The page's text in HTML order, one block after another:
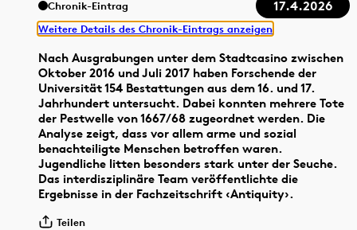
Chronik-Eintrag 17.4.2026
Weitere Details des Chronik-Eintrags anzeigen
Nach Ausgrabungen unter dem Stadtcasino zwischen
Oktober 2016 und Juli 2017 haben Forschende der
Universität 154 Bestattungen aus dem 16. und 17.
Jahrhundert untersucht. Dabei konnten mehrere Tote
der Pestwelle von 1667/68 zugeordnet werden. Die
Analyse zeigt, dass vor allem arme und sozial
benachteiligte Menschen betroffen waren.
Jugendliche litten besonders stark unter der Seuche.
Das interdisziplinäre Team veröffentlichte die
Ergebnisse in der Fachzeitschrift ‹Antiquity›.
Teilen